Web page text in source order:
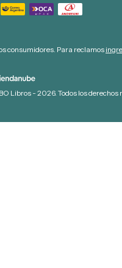
consumidores. Para reclamos
Libros - 2026. Todos los derechos